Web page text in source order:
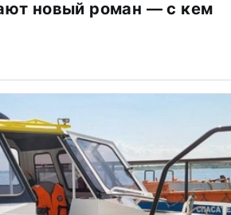
новый роман — с кем